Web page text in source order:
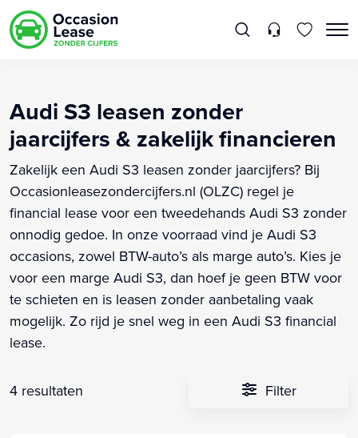
Audi S3 leasen zonder
jaarcijfers & zakelijk financieren
Zakelijk een Audi S3 leasen zonder jaarcijfers? Bij
Occasionleasezondercijfers.nl (OLZC) regel je
financial lease voor een tweedehands Audi S3 zonder
onnodig gedoe. In onze voorraad vind je Audi S3
occasions, zowel BTW-auto’s als marge auto’s. Kies je
voor een marge Audi S3, dan hoef je geen BTW voor
te schieten en is leasen zonder aanbetaling vaak
mogelijk. Zo rijd je snel weg in een Audi S3 financial
lease.
4 resultaten Filter